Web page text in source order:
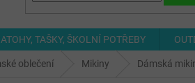
TAŠKY, ŠKOLNÍ POTŘEBY
oblečení Mikiny Dámská